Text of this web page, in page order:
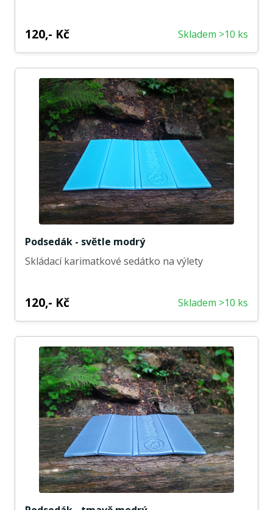
120,- Kč Skladem >10 ks
Podsedák - světle modrý
Skládací karimatkové sedátko na výlety
120,- Kč Skladem >10 ks